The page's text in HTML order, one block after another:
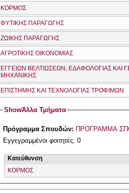
ΚΟΡΜΟΣ
ΦΥΤΙΚΗΣ ΠΑΡΑΓΩΓΗΣ
ΖΩΙΚΗΣ ΠΑΡΑΓΩΓΗΣ
ΑΓΡΟΤΙΚΗΣ ΟΙΚΟΝΟΜΙΑΣ
ΕΓΓΕΙΩΝ ΒΕΛΤΙΩΣΕΩΝ, ΕΔΑΦΟΛΟΓΙΑΣ ΚΑΙ
ΜΗΧΑΝΙΚΗΣ
ΕΠΙΣΤΗΜΗΣ ΚΑΙ ΤΕΧΝΟΛΟΓΙΑΣ ΤΡΟΦΙΜΩΝ
ShowΆλλα Τμήματα
Πρόγραμμα Σπουδών: ΠΡΟΓΡΑΜΜΑ
Εγγεγραμμένοι φοιτητές: 0
Κατεύθυνση
ΚΟΡΜΟΣ